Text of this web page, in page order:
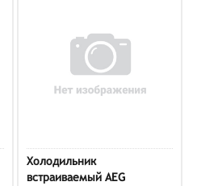
Холодильник
встраиваемый AEG